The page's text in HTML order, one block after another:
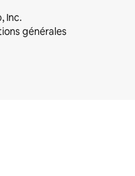
Inc.
générales